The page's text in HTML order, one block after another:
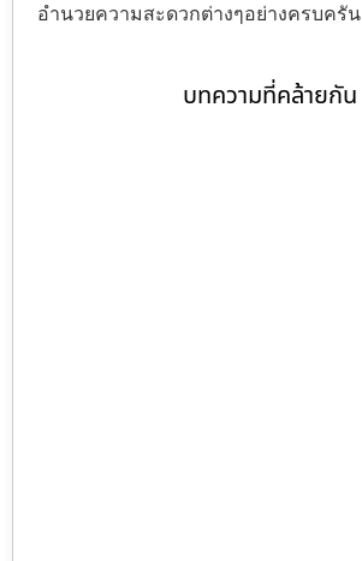
อำนวยความสะดวกต่างๆอย่างครบครัน
บทความที่คล้ายกัน